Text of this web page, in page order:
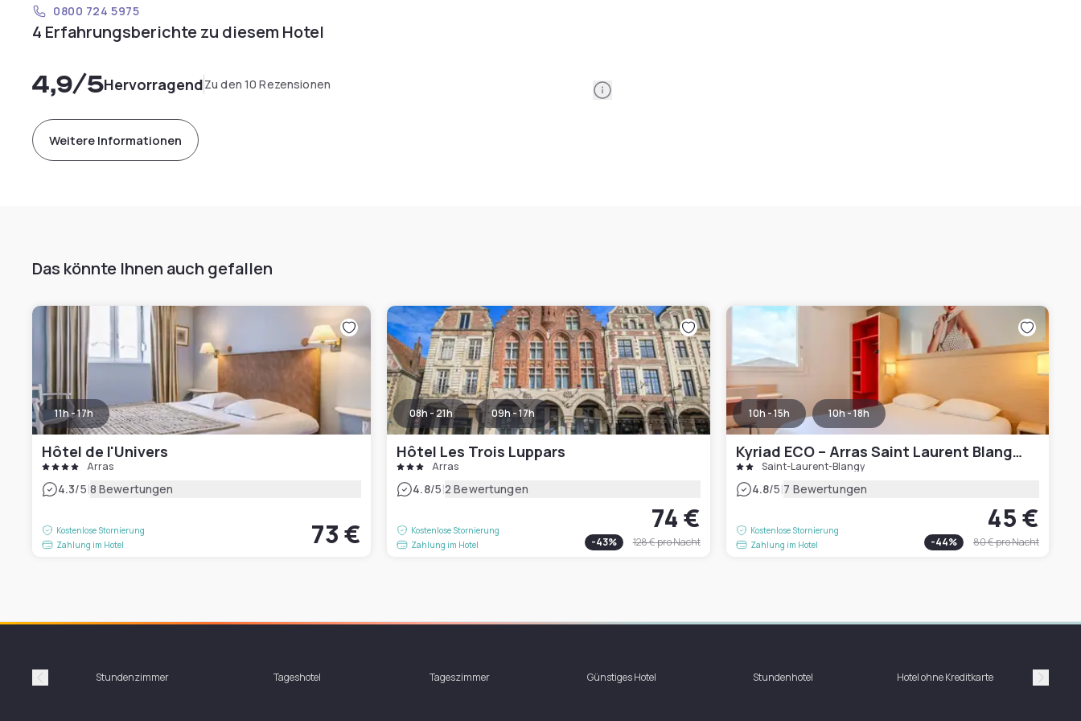
0800 724 5975
4 Erfahrungsberichte zu diesem Hotel
4,9/5HervorragendZu den 10 Rezensionen Information
Weitere Informationen
Das könnte Ihnen auch gefallen
11h - 17h
Hôtel de l'Univers
Arras
4.3/5|8 Bewertungen
Kostenlose Stornierung
Zahlung im Hotel
73 €
08h - 21h 09h - 17h
Hôtel Les Trois Luppars
Arras
4.8/5|2 Bewertungen
Kostenlose Stornierung
Zahlung im Hotel
74 €
-43% 128 €pro Nacht
10h - 15h 10h - 18h
Kyriad ECO – Arras Saint Laurent Blangy Parc Expo
Saint-Laurent-Blangy
4.8/5|7 Bewertungen
Kostenlose Stornierung
Zahlung im Hotel
45 €
-44% 80 €pro Nacht
PrécédentStundenzimmer Tageshotel Tageszimmer Günstiges Hotel Stundenhotel Hotel ohne Kreditkarte